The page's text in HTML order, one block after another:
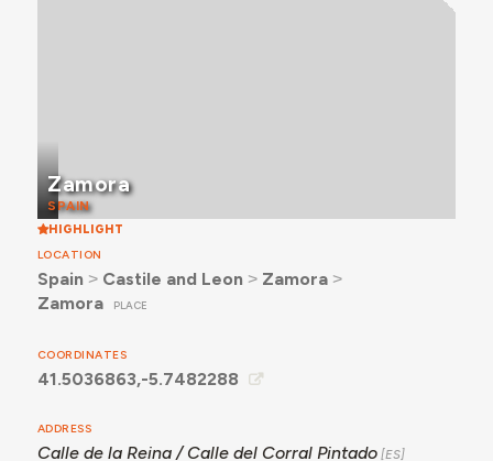
Zamora
SPAIN
HIGHLIGHT
LOCATION
Spain ˃ Castile and Leon ˃ Zamora˃
Zamora
PLACE
COORDINATES
41.5036863,-5.7482288
ADDRESS
Calle de la Reina / Calle del Corral Pintado